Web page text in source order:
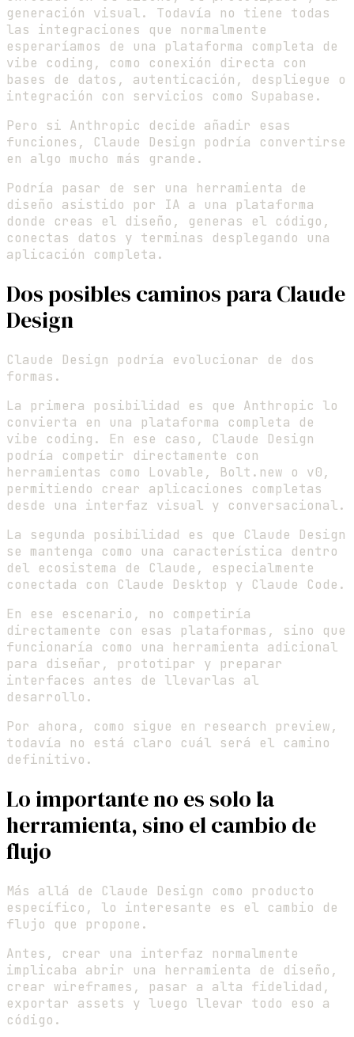
generación visual. Todavía no tiene todas
las integraciones que normalmente
esperaríamos de una plataforma completa de
vibe coding, como conexión directa con
bases de datos, autenticación, despliegue o
integración con servicios como Supabase.
Pero si Anthropic decide añadir esas
funciones, Claude Design podría convertirse
en algo mucho más grande.
Podría pasar de ser una herramienta de
diseño asistido por IA a una plataforma
donde creas el diseño, generas el código,
conectas datos y terminas desplegando una
aplicación completa.
Dos posibles caminos para Claude
Design
Claude Design podría evolucionar de dos
formas.
La primera posibilidad es que Anthropic lo
convierta en una plataforma completa de
vibe coding. En ese caso, Claude Design
podría competir directamente con
herramientas como Lovable, Bolt.new o v0,
permitiendo crear aplicaciones completas
desde una interfaz visual y conversacional.
La segunda posibilidad es que Claude Design
se mantenga como una característica dentro
del ecosistema de Claude, especialmente
conectada con Claude Desktop y Claude Code.
En ese escenario, no competiría
directamente con esas plataformas, sino que
funcionaría como una herramienta adicional
para diseñar, prototipar y preparar
interfaces antes de llevarlas al
desarrollo.
Por ahora, como sigue en research preview,
todavía no está claro cuál será el camino
definitivo.
Lo importante no es solo la
herramienta, sino el cambio de
flujo
Más allá de Claude Design como producto
específico, lo interesante es el cambio de
flujo que propone.
Antes, crear una interfaz normalmente
implicaba abrir una herramienta de diseño,
crear wireframes, pasar a alta fidelidad,
exportar assets y luego llevar todo eso a
código.